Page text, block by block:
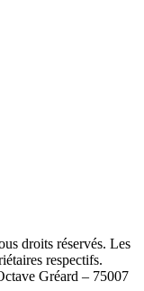
droits réservés. Les
respectifs.
Gréard – 75007